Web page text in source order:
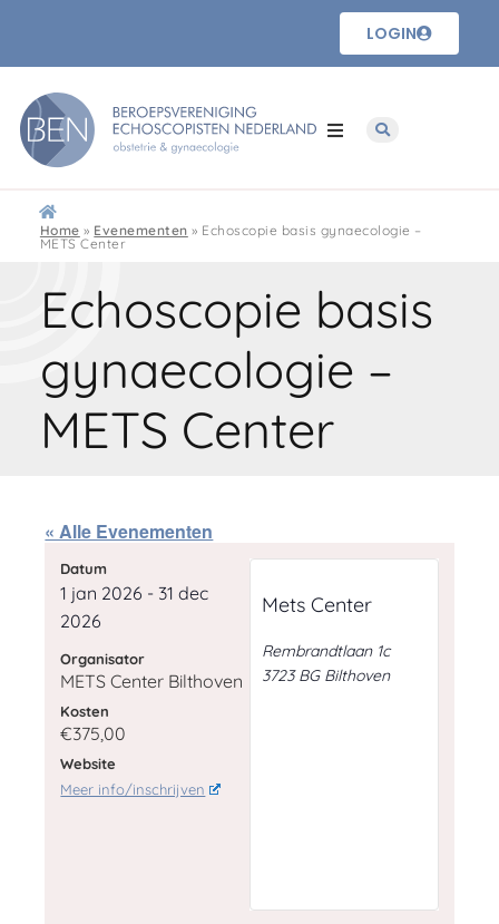
LOGIN
Home » Evenementen » Echoscopie basis gynaecologie –
METS Center
Echoscopie basis
gynaecologie –
METS Center
« Alle Evenementen
Datum
1 jan 2026 -31 dec
2026
Organisator
METS Center Bilthoven
Kosten
€375,00
Website
Meer info/inschrijven
Mets Center
Rembrandtlaan 1c
3723 BG Bilthoven